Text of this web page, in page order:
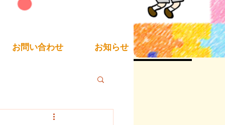
お問い合わせ お知らせ 求人